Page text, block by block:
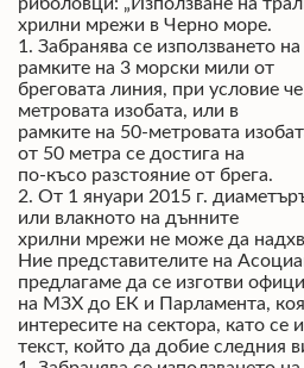
хрилни мрежи в Черно море.
1. Забранява се използването
рамките на 3 морски мили от
бреговата линия, при условие
метровата изобата, или в
рамките на 50-метровата
от 50 метра се достига на
по-късо разстояние от брега.
2. От 1 януари 2015 г.
или влакното на дънните
хрилни мрежи не може да
Ние представителите на
предлагаме да се изготви
на МЗХ до ЕК и Парламента,
интересите на сектора, като се
текст, който да добие следния